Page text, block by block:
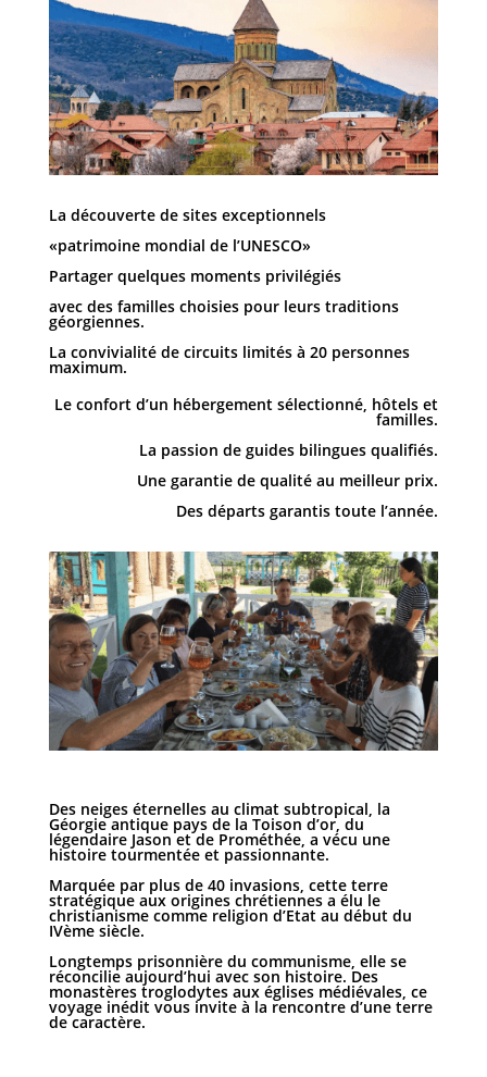
La découverte de sites exceptionnels
«patrimoine mondial de l’UNESCO»
Partager quelques moments privilégiés
avec des familles choisies pour leurs traditions
géorgiennes.
La convivialité de circuits limités à 20 personnes
maximum.
Le confort d’un hébergement sélectionné, hôtels et
familles.
La passion de guides bilingues qualifiés.
Une garantie de qualité au meilleur prix.
Des départs garantis toute l’année.
Des neiges éternelles au climat subtropical, la
Géorgie antique pays de la Toison d’or, du
légendaire Jason et de Prométhée, a vécu une
histoire tourmentée et passionnante.
Marquée par plus de 40 invasions, cette terre
stratégique aux origines chrétiennes a élu le
christianisme comme religion d’Etat au début du
IVème siècle.
Longtemps prisonnière du communisme, elle se
réconcilie aujourd’hui avec son histoire. Des
monastères troglodytes aux églises médiévales, ce
voyage inédit vous invite à la rencontre d’une terre
de caractère.